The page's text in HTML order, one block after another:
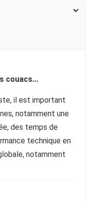
couacs...
il est important
notamment une
des temps de
technique en
notamment